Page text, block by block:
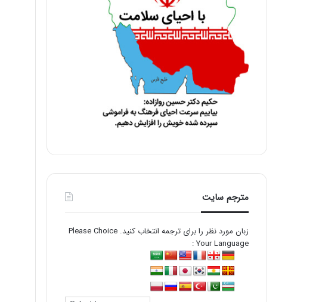
مترجم سایت
زبان مورد نظر را برای ترجمه انتخاب کنید. Please Choice
Your Language :